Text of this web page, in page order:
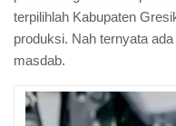
terpilihlah Kabupaten
produksi. Nah ternyata
masdab.